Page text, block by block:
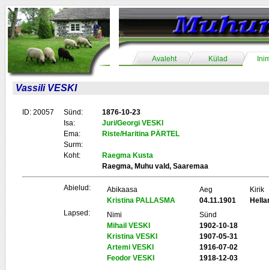
Avaleht Külad
Vassili VESKI
ID: 20057 Sünd:
1876-10-23
Isa:
Juri/Georgi VESKI
Ema:
Riste/Haritina PÄRTEL
Surm:
Koht:
Raegma Kusta
Raegma, Muhu vald, Saaremaa
Abielud: Abikaasa Aeg
Kirik
Kristina PALLASMA
04.11.1901
Lapsed:
Nimi
Sünd
Mihail VESKI
1902-10-18
Kristina VESKI
1907-05-31
Artemi VESKI
1916-07-02
Feodor VESKI
1918-12-03